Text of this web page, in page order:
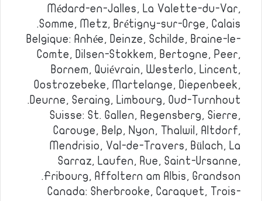
Médard-en-Jalles, La Valette-du-Var,
Somme, Metz, Brétigny-sur-Orge, Calais.
Belgique: Anhée, Deinze, Schilde, Braine-le-
Comte, Dilsen-Stokkem, Bertogne, Peer,
Bornem, Quiévrain, Westerlo, Lincent,
Oostrozebeke, Martelange, Diepenbeek,
Deurne, Seraing, Limbourg, Oud-Turnhout.
Suisse: St. Gallen, Regensberg, Sierre,
Carouge, Belp, Nyon, Thalwil, Altdorf,
Mendrisio, Val-de-Travers, Bülach, La
Sarraz, Laufen, Rue, Saint-Ursanne,
Fribourg, Affoltern am Albis, Grandson.
Canada: Sherbrooke, Caraquet, Trois-